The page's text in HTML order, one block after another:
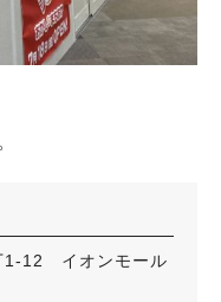
1-12 イオンモール